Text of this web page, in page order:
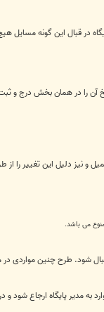
در قبال اين گونه
را در همان بخش درج و ثبت
و نیز دلیل این تغییر را
می باشد.
دنبال شود. طرح چنین
به مدیر پایگاه ارجاع